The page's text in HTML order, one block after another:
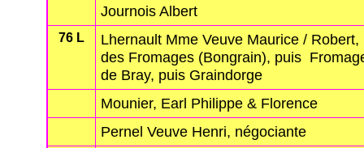
Journois Albert
76 L
Lhernault Mme Veuve Maurice /
des Fromages (Bongrain), puis
de Bray, puis Graindorge
Mounier, Earl Philippe & Florence
Pernel Veuve Henri, négociante